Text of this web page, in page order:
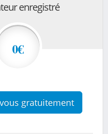
enregistré
0€
gratuitement